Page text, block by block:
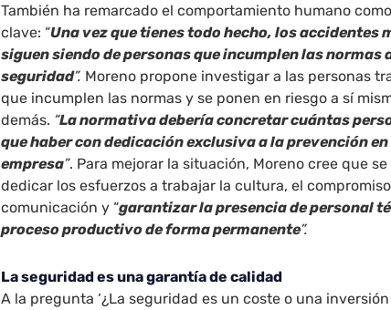
También ha remarcado el comportamiento humano
clave: “Una vez que tienes todo hecho, los accidentes
siguen siendo de personas que incumplen las normas
seguridad”. Moreno propone investigar a las personas
que incumplen las normas y se ponen en riesgo a sí
demás. “La normativa debería concretar cuántas
que haber con dedicación exclusiva a la prevención en
empresa”. Para mejorar la situación, Moreno cree que
dedicar los esfuerzos a trabajar la cultura, el
comunicación y “garantizar la presencia de personal
proceso productivo de forma permanente”.
La seguridad es una garantía de calidad
A la pregunta ‘¿La seguridad es un coste o una